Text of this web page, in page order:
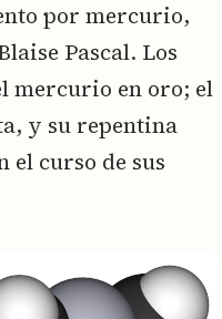
por mercurio,
Pascal. Los
mercurio en oro; el
y su repentina
el curso de sus